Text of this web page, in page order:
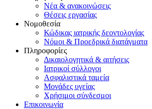
Νέα & ανακοινώσεις
Θέσεις εργασίας
Νομοθεσία
Κώδικας ιατρικής δεοντολογίας
Νόμοι & Προεδρικά διατάγματα
Πληροφορίες
Δικαιολογητικά & αιτήσεις
Ιατρικοί σύλλογοι
Ασφαλιστικά ταμεία
Μονάδες υγείας
Χρήσιμοι σύνδεσμοι
Επικοινωνία